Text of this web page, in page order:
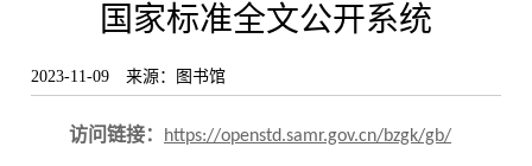
国家标准全文公开系统
2023-11-09 来源：图书馆
访问链接： https://openstd.samr.gov.cn/bzgk/gb/